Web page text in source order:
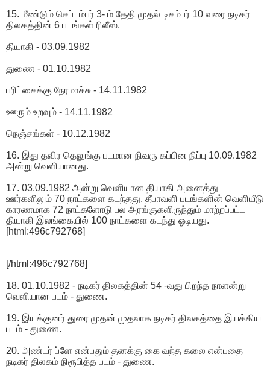
15. மீண்டும் செப்டம்பர் 3- ம் தேதி முதல் டிசம்பர் 10 வரை நடிகர்
திலகத்தின் 6 படங்கள் ரிலீஸ்.
தியாகி - 03.09.1982
துணை - 01.10.1982
பரிட்சைக்கு நேரமாச்சு - 14.11.1982
ஊரும் உறவும் - 14.11.1982
நெஞ்சங்கள் - 10.12.1982
16. இது தவிர தெலுங்கு படமான நிவரு கப்பின நிப்பு 10.09.1982
அன்று வெளியானது.
17. 03.09.1982 அன்று வெளியான தியாகி அனைத்து
ஊர்களிலும் 70 நாட்களை கடந்தது. தீபாவளி படங்களின் வெளியீடு
காரணமாக 72 நாட்களோடு பல அரங்குகளிருந்தும் மாற்றப்பட்ட
தியாகி இலங்கையில் 100 நாட்களை கடந்து ஓடியது.
[html:496c792768]
[/html:496c792768]
18. 01.10.1982 - நடிகர் திலகத்தின் 54 -வது பிறந்த நாளன்று
வெளியான படம் - துணை.
19. இயக்குனர் துரை முதன் முதலாக நடிகர் திலகத்தை இயக்கிய
படம் - துணை.
20. அண்டர் ப்ளே என்பதும் தனக்கு கை வந்த கலை என்பதை
நடிகர் திலகம் நிரூபித்த படம் - துணை.